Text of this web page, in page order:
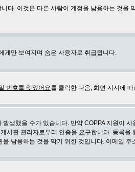
다. 이것은 다른 사람이 계정을 남용하는 것
게만 보여지며 숨은 사용자로 취급됩니다.
번호를 잊었어요를 클릭한 다음, 화면 지시에
생했을 수가 있습니다. 만약 COPPA 지원이 사
판 관리자로부터 인증을 요구합니다. 등록
남용하는 것을 막기 위한 것입니다. 이메일